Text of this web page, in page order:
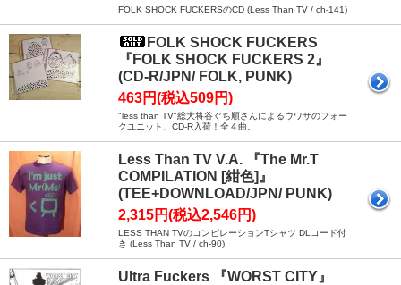
FOLK SHOCK FUCKERSのCD (Less Than TV / ch-141)
FOLK SHOCK FUCKERS
『FOLK SHOCK FUCKERS 2』
(CD-R/JPN/ FOLK, PUNK)
463円(税込509円)
"less than TV"総大将谷ぐち順さんによるウワサのフォー
クユニット、CD-R入荷！全４曲。
Less Than TV V.A. 『The Mr.T
COMPILATION [紺色]』
(TEE+DOWNLOAD/JPN/ PUNK)
2,315円(税込2,546円)
LESS THAN TVのコンピレーションTシャツ DLコード付
き (Less Than TV / ch-90)
Ultra Fuckers 『WORST CITY』